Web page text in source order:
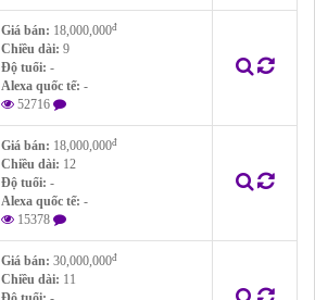
Giá bán: 18,000,000đ
Chiều dài: 9
Độ tuổi: -
Alexa quốc tế: -
52716
Giá bán: 18,000,000đ
Chiều dài: 12
Độ tuổi: -
Alexa quốc tế: -
15378
Giá bán: 30,000,000đ
Chiều dài: 11